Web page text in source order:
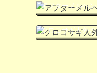
アフターメルヘン
クロコサギ人外
くん。